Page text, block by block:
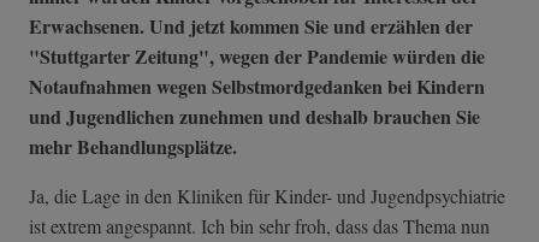
Erwachsenen. Und jetzt kommen Sie und erzählen der
"Stuttgarter Zeitung", wegen der Pandemie würden die
Notaufnahmen wegen Selbstmordgedanken bei Kindern
und Jugendlichen zunehmen und deshalb brauchen Sie
mehr Behandlungsplätze.
Ja, die Lage in den Kliniken für Kinder- und Jugendpsychiatrie
ist extrem angespannt. Ich bin sehr froh, dass das Thema nun